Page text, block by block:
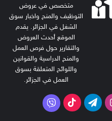
متخصص في عروض
التوظيف والمنح واخبار سوق
الشغل في الجزائر. يقدم
الموقع أحدث العروض
والتقارير حول فرص العمل
والمنح الدراسية والقوانين
واللوائح المتعلقة بسوق
العمل في الجزائر.
انستقرامتيلقرام‫TikTokفايبر